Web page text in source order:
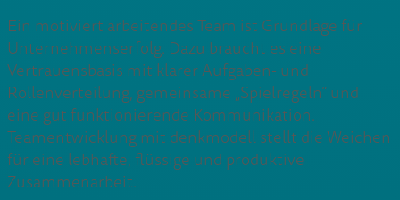
Ein motiviert arbeitendes Team ist Grundlage für
Unternehmenserfolg. Dazu braucht es eine
Vertrauensbasis mit klarer Aufgaben- und
Rollenverteilung, gemeinsame „Spielregeln“ und
eine gut funktionierende Kommunikation.
Teamentwicklung mit denkmodell stellt die Weichen
für eine lebhafte, flüssige und produktive
Zusammenarbeit.